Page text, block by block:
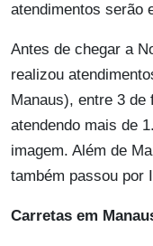
atendimentos serão
Antes de chegar a
realizou
Manaus), entre 3
atendendo mais de
imagem. Além de
também passou por
Carretas em